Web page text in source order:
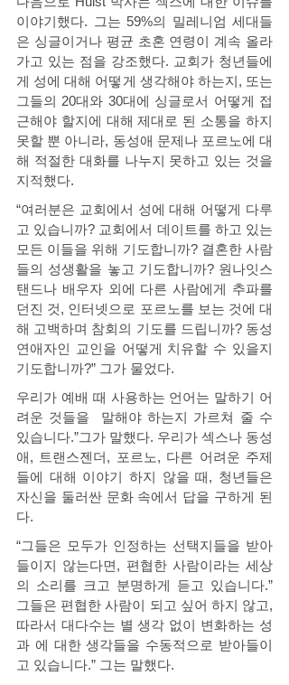
이야기했다. 그는 59%의 밀레니엄 세대들
은 싱글이거나 평균 초혼 연령이 계속 올라
가고 있는 점을 강조했다. 교회가 청년들에
게 성에 대해 어떻게 생각해야 하는지, 또는
그들의 20대와 30대에 싱글로서 어떻게 접
근해야 할지에 대해 제대로 된 소통을 하지
못할 뿐 아니라, 동성애 문제나 포르노에 대
해 적절한 대화를 나누지 못하고 있는 것을
지적했다.
“여러분은 교회에서 성에 대해 어떻게 다루
고 있습니까? 교회에서 데이트를 하고 있는
모든 이들을 위해 기도합니까? 결혼한 사람
들의 성생활을 놓고 기도합니까? 원나잇스
탠드나 배우자 외에 다른 사람에게 추파를
던진 것, 인터넷으로 포르노를 보는 것에 대
해 고백하며 참회의 기도를 드립니까? 동성
연애자인 교인을 어떻게 치유할 수 있을지
기도합니까?” 그가 물었다.
우리가 예배 때 사용하는 언어는 말하기 어
려운 것들을  말해야 하는지 가르쳐 줄 수
있습니다.”그가 말했다. 우리가 섹스나 동성
애, 트랜스젠더, 포르노, 다른 어려운 주제
들에 대해 이야기 하지 않을 때, 청년들은
자신을 둘러싼 문화 속에서 답을 구하게 된
다.
“그들은 모두가 인정하는 선택지들을 받아
들이지 않는다면, 편협한 사람이라는 세상
의 소리를 크고 분명하게 듣고 있습니다.”
그들은 편협한 사람이 되고 싶어 하지 않고,
따라서 대다수는 별 생각 없이 변화하는 성
과 에 대한 생각들을 수동적으로 받아들이
고 있습니다.” 그는 말했다.